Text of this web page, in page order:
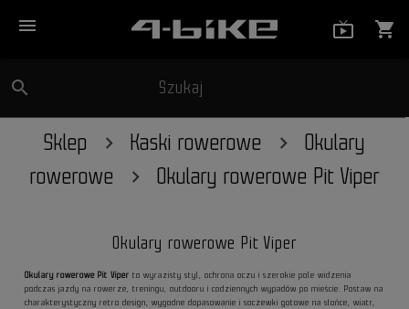
menu shopping_cart
search Szukaj
Sklep Kaski rowerowe
Okulary
rowerowe
Okulary rowerowe Pit Viper
Okulary rowerowe Pit Viper
Okulary rowerowe Pit Viper to wyrazisty styl, ochrona oczu i szerokie pole widzenia
podczas jazdy na rowerze, treningu, outdooru i codziennych wypadów po mieście. Postaw na
charakterystyczny retro design, wygodne dopasowanie i soczewki gotowe na słońce, wiatr,